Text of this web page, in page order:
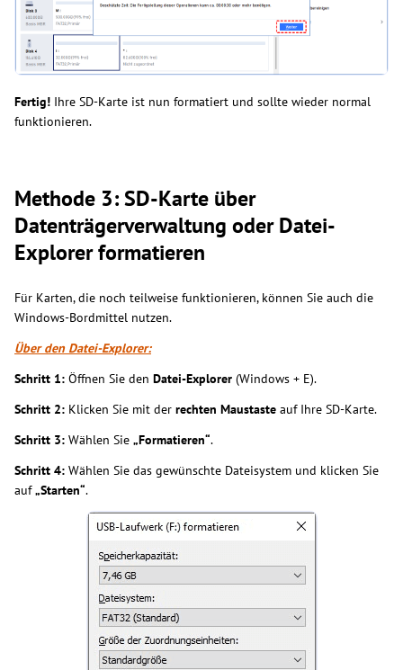
Fertig! Ihre SD-Karte ist nun formatiert und sollte wieder normal
funktionieren.
Methode 3: SD-Karte über
Datenträgerverwaltung oder Datei-
Explorer formatieren
Für Karten, die noch teilweise funktionieren, können Sie auch die
Windows-Bordmittel nutzen.
Über den Datei-Explorer:
Schritt 1: Öffnen Sie den Datei-Explorer (Windows + E).
Schritt 2: Klicken Sie mit der rechten Maustaste auf Ihre SD-Karte.
Schritt 3: Wählen Sie „Formatieren“.
Schritt 4: Wählen Sie das gewünschte Dateisystem und klicken Sie
auf„Starten“.